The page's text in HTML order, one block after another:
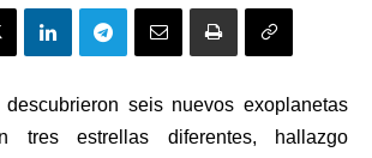
descubrieron seis nuevos exoplanetas
tres estrellas diferentes, hallazgo